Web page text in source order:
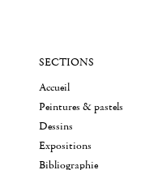
SECTIONS
Accueil
Peintures & pastels
Dessins
Expositions
Bibliographie